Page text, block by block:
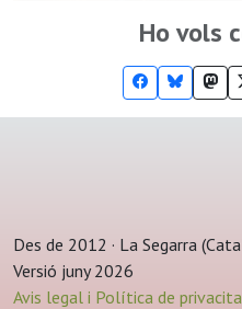
Ho vols
Des de 2012 · La Segarra
Versió juny 2026
Avis legal i Política de